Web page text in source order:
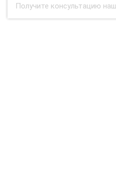
Получите консультацию